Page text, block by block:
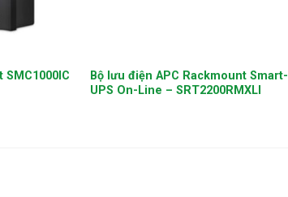
SMC1000IC
Bộ lưu điện APC Rackmount Smart-
UPS On-Line – SRT2200RMXLI